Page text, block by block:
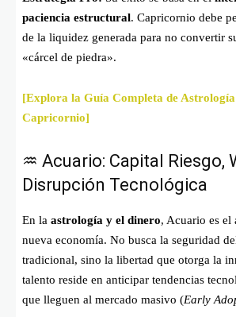
paciencia estructural. Capricornio debe
de la liquidez generada para no convertir
«cárcel de piedra».
[Explora la Guía Completa de
Capricornio]
♒ Acuario: Capital Riesgo,
Disrupción Tecnológica
En la astrología y el dinero, Acuario es el
nueva economía. No busca la seguridad
tradicional, sino la libertad que otorga la
talento reside en anticipar tendencias
que lleguen al mercado masivo (Early